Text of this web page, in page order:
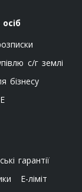
с/г землі
бізнесу
гарантії
E-ліміт